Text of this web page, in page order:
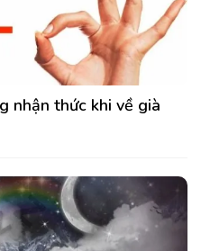
nhận thức khi về già